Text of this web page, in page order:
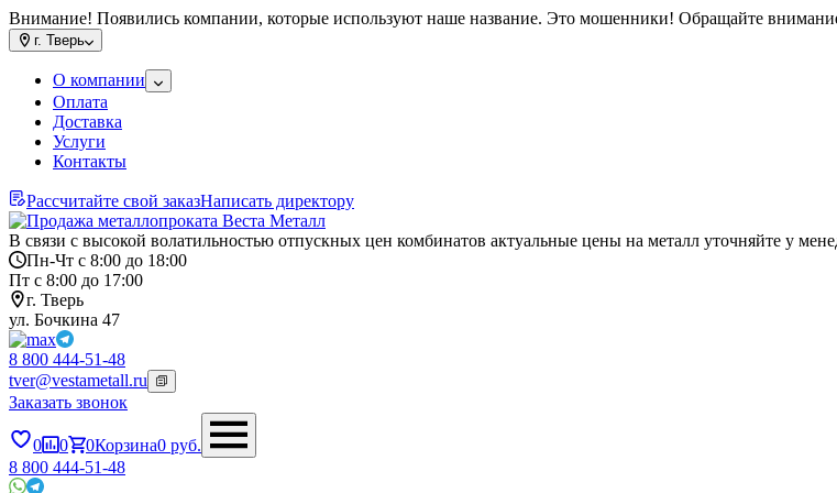
Внимание! Появились компании, которые используют наше название. Это мошенники! Обращайте
г. Тверь
О компании
Оплата
Доставка
Услуги
Контакты
Рассчитайте свой заказНаписать директору
В связи с высокой волатильностью отпускных цен комбинатов актуальные цены на металл уточняйте у
Пн-Чт с 8:00 до 18:00
Пт с 8:00 до 17:00
г. Тверь
ул. Бочкина 47
8 800 444-51-48
tver@vestametall.ru
Заказать звонок
0 0 0Корзина0 руб.
8 800 444-51-48